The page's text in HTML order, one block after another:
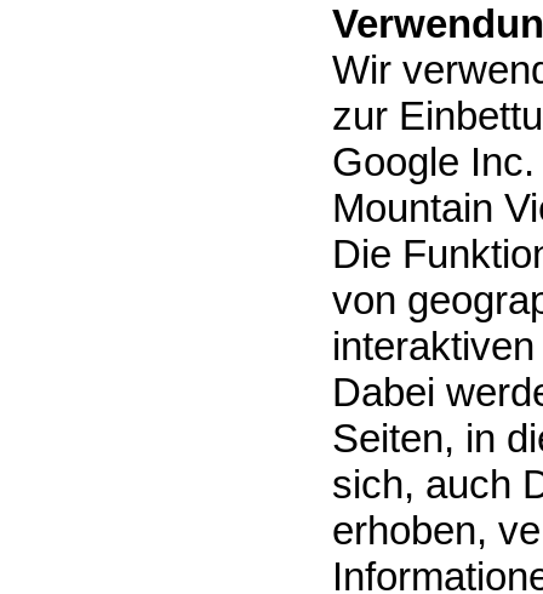
Wir
zur
Google
Mountain
Die
von
Dabei
Seiten, in
sich, auch
erhoben,